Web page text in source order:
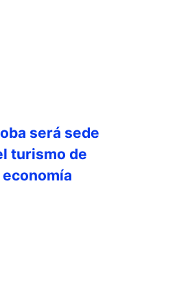
será sede
turismo de